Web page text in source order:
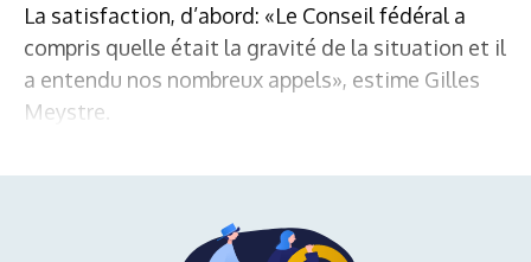
La satisfaction, d’abord: «Le Conseil fédéral a
compris quelle était la gravité de la situation et il
a entendu nos nombreux appels», estime Gilles
Meystre.